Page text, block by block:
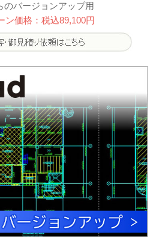
のバージョンアップ用
ン価格：税込89,100円